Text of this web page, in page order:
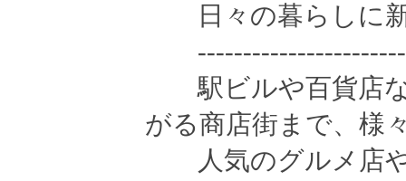
日々の暮らしに新
駅ビルや百貨店な
がる商店街まで、様
人気のグルメ店や